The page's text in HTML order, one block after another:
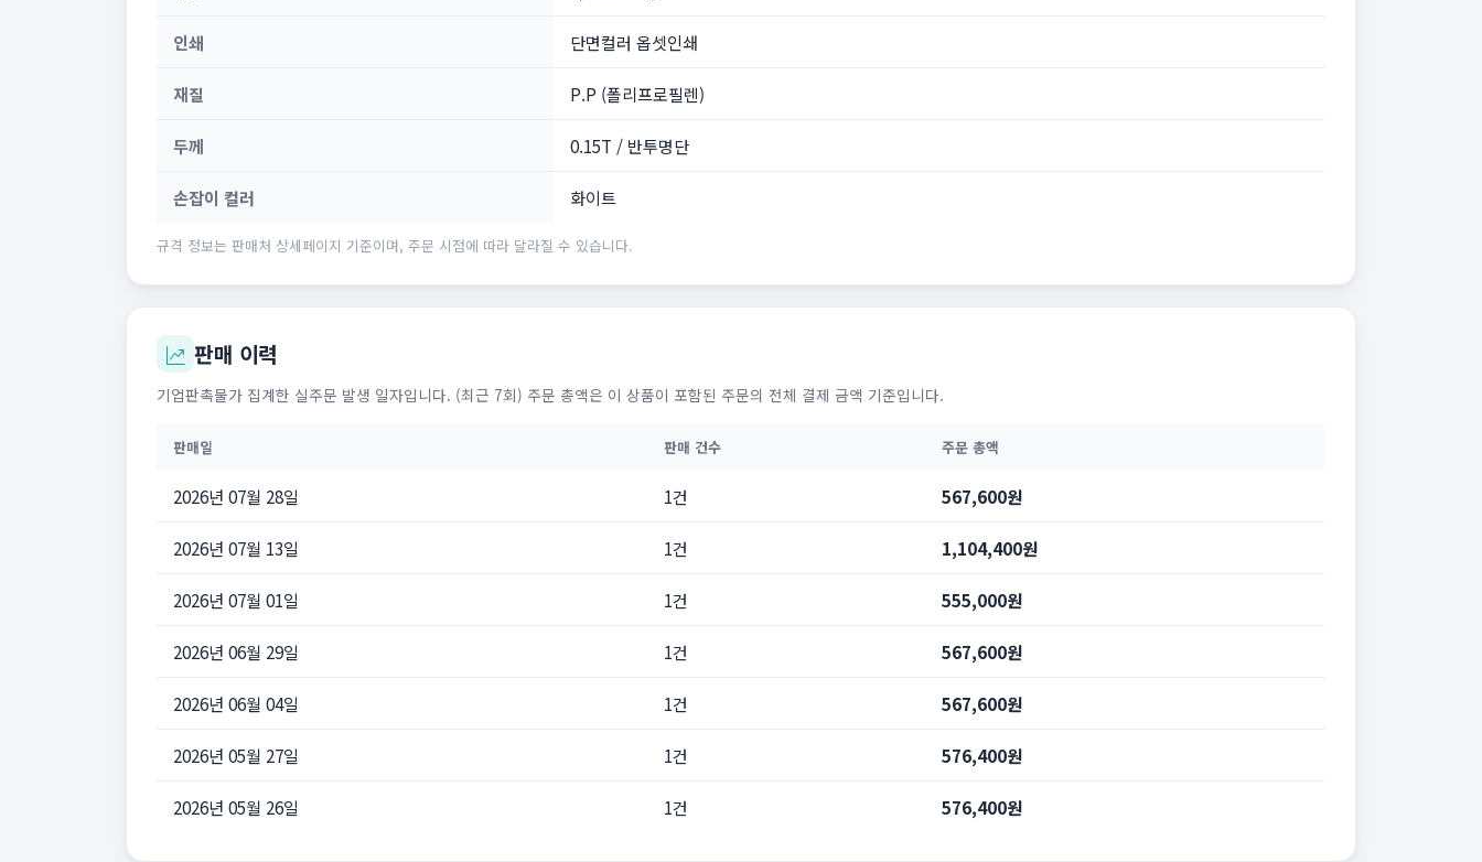
인쇄 단면컬러 옵셋인쇄
재질 P.P (폴리프로필렌)
두께 0.15T / 반투명단
손잡이 컬러 화이트
규격 정보는 판매처 상세페이지 기준이며, 주문 시점에 따라 달라질 수 있습니다.
판매 이력
기업판촉물가 집계한 실주문 발생 일자입니다. (최근 7회) 주문 총액은 이 상품이 포함된 주문의 전체 결제 금액 기준입니다.
판매일 판매 건수 주문 총액
2026년 07월 28일 1건 567,600원
2026년 07월 13일 1건 1,104,400원
2026년 07월 01일 1건 555,000원
2026년 06월 29일 1건 567,600원
2026년 06월 04일 1건 567,600원
2026년 05월 27일 1건 576,400원
2026년 05월 26일 1건 576,400원